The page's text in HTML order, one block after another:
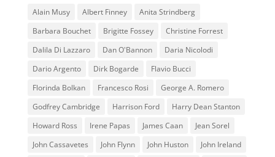
Alain Musy Albert Finney
Anita Strindberg
Barbara Bouchet
Brigitte Fossey
Christine Forrest
Dalila Di Lazzaro
Dan O'Bannon
Daria Nicolodi
Dario Argento
Dirk Bogarde
Flavio Bucci
Florinda Bolkan
Francesco Rosi
George A. Romero
Godfrey Cambridge
Harrison Ford
Harry Dean Stanton
Howard Ross
Irene Papas James Caan
Jean Sorel
John Cassavetes
John Flynn John Huston
John Ireland